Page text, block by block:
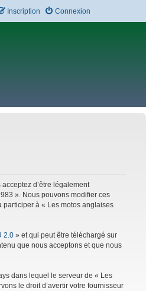
Connexion
Inscription
d’être légalement
». Nous pouvons modifier ces
participer à « Les motos anglaises
2.0 » et qui peut être téléchargé sur
que nous acceptons et que nous
dans lequel le serveur de « Les
le droit d’avertir votre fournisseur